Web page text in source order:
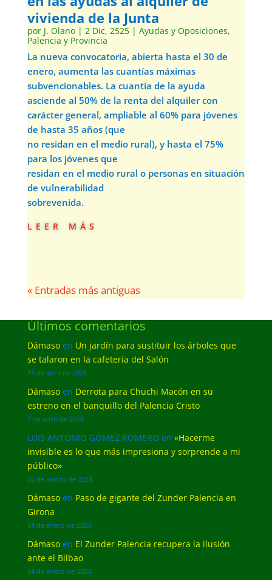
vivienda de la Junta
por J. Olano| 2 Dic, 2525| Ayudas y Oposiciones,
Palencia y Provincia
La nueva convocatoria, abierta hasta el 30 de
enero, aumenta las cuantías máximas
subvencionables. La cuantía de la ayuda
asciende al 50% de la renta del alquiler con
carácter general, ampliable al 60% para jóvenes
de hasta 35 años (que
no residan en el medio rural), y hasta el 75%
para los jóvenes que
residan en el medio rural o personas en situación
de vulnerabilidad
sobrevenida.
leer más
« Entradas más antiguas
Últimos comentarios
Dámasoen Un jardín para sustituir los árboles que
se talaron en la cafetería del Salón
13 de abril de 2024
Dámasoen Derrota para Chuchi Macón en su
estreno en el banquillo del Palencia Cristo
7 de abril de 2024
LUIS ANTONIO GÓMEZ ROMERO en «Hacerme
invisible es lo que más impresiona y sorprende a mi
público»
20 de marzo de 2024
Dámasoen Paso de gigante del Zunder Palencia en
Girona
14 de enero de 2024
Dámasoen El Zunder Palencia recupera la ilusión
ante el Bilbao
14 de enero de 2024